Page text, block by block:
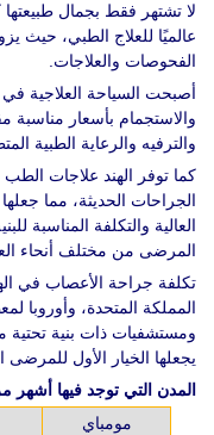
لا تشتهر فقط بجمال
عالميًا للعلاج الطبي، حيث
الفحوصات والعلاجات.
أصبحت السياحة العلاجية في
والاستجمام بأسعار مناسبة
والترفيه والرعاية الطبية
كما توفر الهند علاجات الطب
الجراحات الحديثة، مما
العالية والتكلفة المناسبة
المرضى من مختلف أنحاء
المملكة المتحدة، وأوروبا
ومستشفيات ذات بنية تحتية
يجعلها الخيار الأول
المدن التي توجد فيها
مومباي